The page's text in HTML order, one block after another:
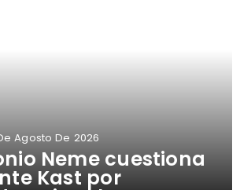
Neme cuestiona
Kast por
Agosto De 2026